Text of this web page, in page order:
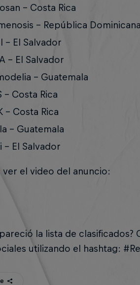
- Costa Rica
- República Dominicana
- El Salvador
- El Salvador
- Guatemala
- Costa Rica
- Costa Rica
- Guatemala
- El Salvador
ver el video del anuncio:
la lista de
utilizando el hashtag: